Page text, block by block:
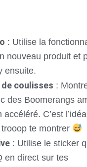
: Utilise la
nouveau produit et
ensuite.
coulisses :
des Boomerangs
C’est
te montrer
: Utilise le sticker
en direct sur tes